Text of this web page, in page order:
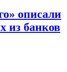
описали
из банков